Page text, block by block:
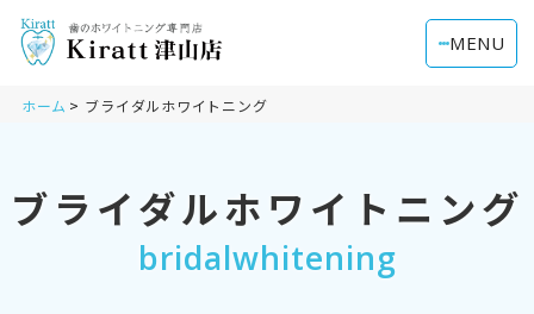
MENU
ホーム ブライダルホワイトニング
ブライダルホワイトニング
bridalwhitening